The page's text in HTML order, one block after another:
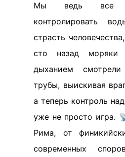
Мы ведь все
контролировать
страсть
сто назад моряки
дыханием
трубы, выискивая
а теперь контроль
уже не просто игра.
Рима, от
современных